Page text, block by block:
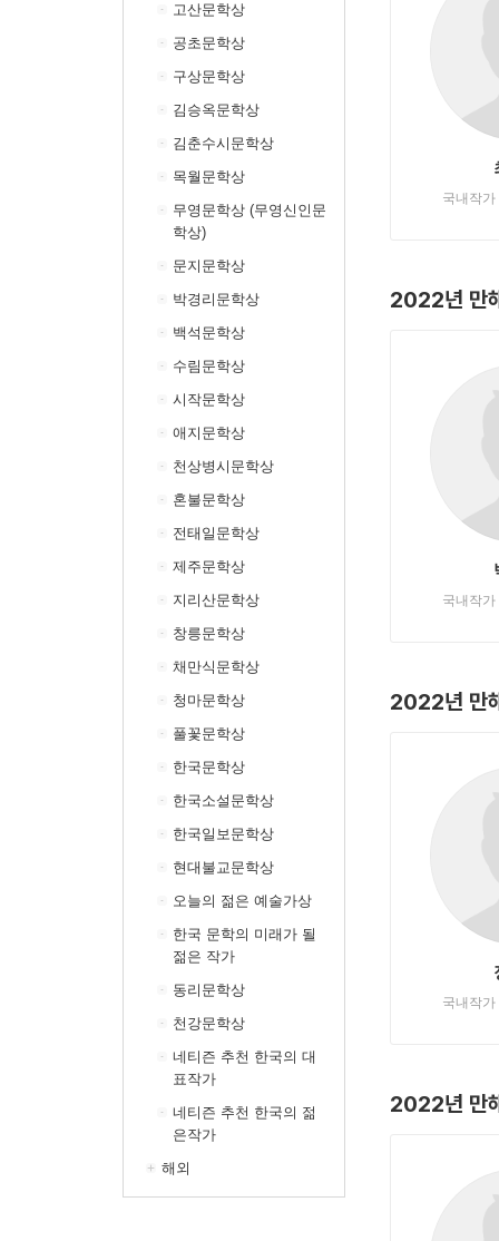
고산문학상
공초문학상
구상문학상
김승옥문학상
김춘수시문학상
목월문학상
무영문학상 (무영신인문
학상)
문지문학상
박경리문학상
백석문학상
수림문학상
시작문학상
애지문학상
천상병시문학상
혼불문학상
전태일문학상
제주문학상
지리산문학상
창릉문학상
채만식문학상
청마문학상
풀꽃문학상
한국문학상
한국소설문학상
한국일보문학상
현대불교문학상
오늘의 젊은 예술가상
한국 문학의 미래가 될
젊은 작가
동리문학상
천강문학상
네티즌 추천 한국의 대
표작가
네티즌 추천 한국의 젊
은작가
해외
국내작가
2022년 만
국내작가
2022년 만
국내작가
2022년 만